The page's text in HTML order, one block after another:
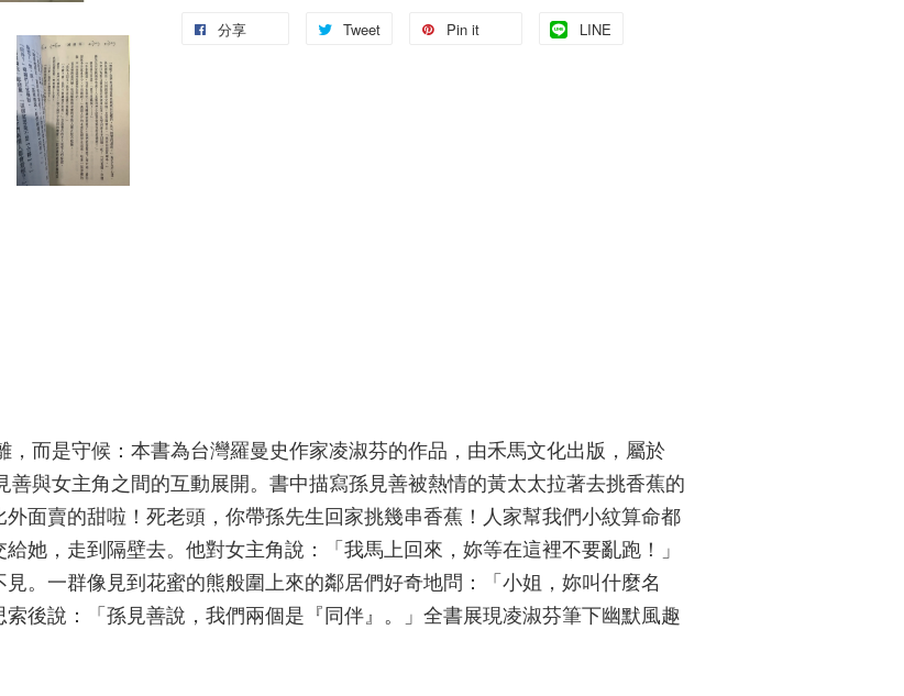
分享 Tweet Pin it LINE
而是守候：本書為台灣羅曼史作家凌淑芬的作品，由禾馬文化出版，屬於
善與女主角之間的互動展開。書中描寫孫見善被熱情的黃太太拉著去挑香蕉的
面賣的甜啦！死老頭，你帶孫先生回家挑幾串香蕉！人家幫我們小紋算命都
她，走到隔壁去。他對女主角說：「我馬上回來，妳等在這裡不要亂跑！」
。一群像見到花蜜的熊般圍上來的鄰居們好奇地問：「小姐，妳叫什麼名
後說：「孫見善說，我們兩個是『同伴』。」全書展現凌淑芬筆下幽默風趣